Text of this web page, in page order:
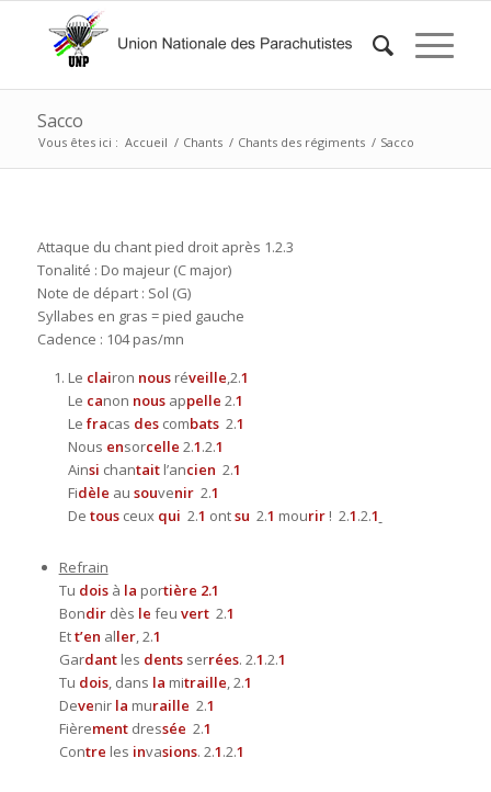
Sacco
Vous êtes ici : Accueil / Chants / Chants des régiments / Sacco
Attaque du chant pied droit après 1.2.3
Tonalité : Do majeur (C major)
Note de départ : Sol (G)
Syllabes en gras = pied gauche
Cadence : 104 pas/mn
Le clairon nous réveille,2.1
Le canon nous appelle 2.1
Le fracas des combats2.1
Nous ensorcelle 2.1.2.1
Ainsi chantait l’ancien 2.1
Fidèle au souvenir 2.1
De tous ceux qui 2.1 ontsu 2.1 mourir ! 2.1.2.1
Refrain
Tu dois à la portière 2.1
Bondir dès le feu vert2.1
Ett’en aller, 2.1
Gardant les dents serrées. 2.1.2.1
Tu dois, dans la mitraille, 2.1
Devenir la muraille 2.1
Fièrement dressée 2.1
Contre les invasions. 2.1.2.1